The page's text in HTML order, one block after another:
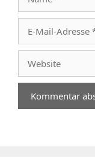
Mail-
Adresse